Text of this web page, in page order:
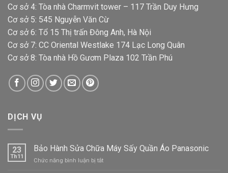
Cơ sở 4: Tòa nhà Charmvit tower – 117 Trần Duy Hưng
Cơ sở 5: 545 Nguyễn Văn Cừ
Cơ sở 6: Tổ 15 Thị trấn Đông Anh, Hà Nội
Cơ sở 7: CC Oriental Westlake 174 Lạc Long Quân
Cơ sở 8: Tòa nhà Hồ Gươm Plaza 102 Trần Phú
DỊCH VỤ
23
Th11
Bảo Hành Sửa Chữa Máy Sấy Quần Áo Panasonic
Chức năng bình luận bị tắtở